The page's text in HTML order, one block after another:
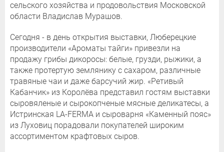
сельского хозяйства и продовольствия Московской
области Владислав Мурашов.
Сегодня - в день открытия выставки, Люберецкие
производители «Ароматы тайги» привезли на
продажу грибы дикоросы: белые, грузди, рыжики, а
также протертую землянику с сахаром, различные
травяные чаи и даже барсучий жир. «Ретивый
Кабанчик» из Королёва представил гостям выставки
сыровяленые и сырокопченые мясные деликатесы, а
Истринская LA-FERMA и сыроварня «Каменный пояс»
из Луховиц порадовали покупателей широким
ассортиментом крафтовых сыров.